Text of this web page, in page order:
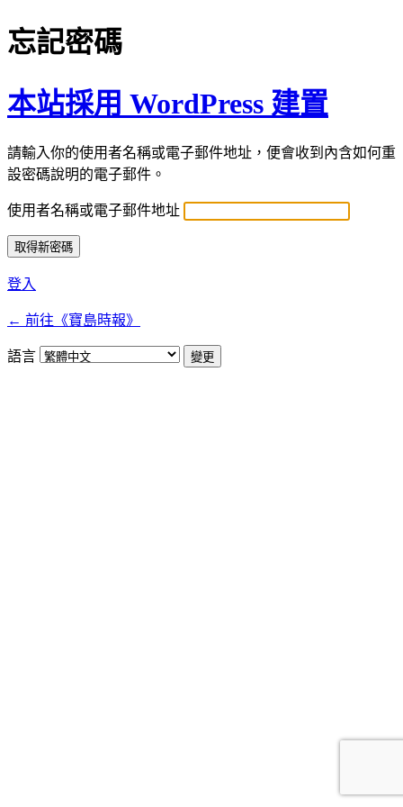
忘記密碼
本站採用 WordPress 建置
請輸入你的使用者名稱或電子郵件地址，便會收到內含如何重
設密碼說明的電子郵件。
使用者名稱或電子郵件地址
登入
← 前往《寶島時報》
語言